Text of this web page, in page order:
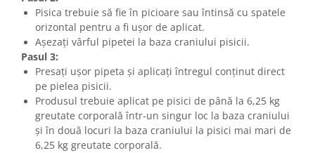
Pisica trebuie să fie în picioare sau întinsă cu spatele
orizontal pentru a fi ușor de aplicat.
Așezați vârful pipetei la baza craniului pisicii.
Pasul 3:
Presați ușor pipeta și aplicați întregul conținut direct
pe pielea pisicii.
Produsul trebuie aplicat pe pisici de până la 6,25 kg
greutate corporală într-un singur loc la baza craniului
și în două locuri la baza craniului la pisici mai mari de
6,25 kg greutate corporală.